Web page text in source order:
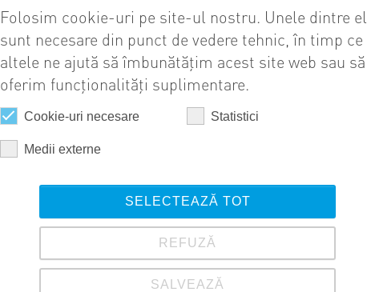
Folosim cookie-uri pe site-ul nostru. Unele dintre
sunt necesare din punct de vedere tehnic, în timp ce
altele ne ajută să îmbunătățim acest site web sau să
oferim funcționalități suplimentare.
Cookie-uri necesare Statistici
Medii externe
SELECTEAZĂ TOT
REFUZĂ
SALVEAZĂ